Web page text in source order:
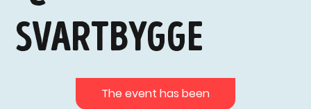
Svartbygge
The event has been